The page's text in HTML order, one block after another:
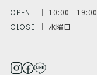
OPEN
│ 10:00 - 19:00
CLOSE
│ 水曜日